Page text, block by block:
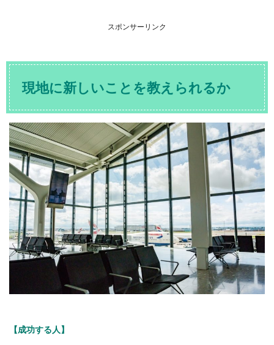
スポンサーリンク
現地に新しいことを教えられるか
【成功する人】